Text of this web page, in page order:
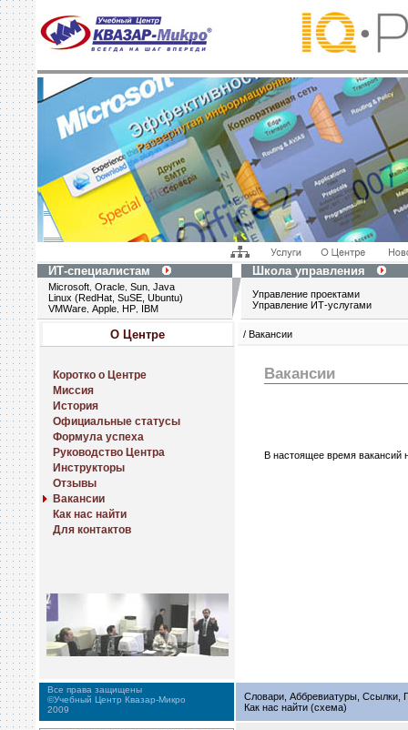
ИТ-специалистам Школа управления
Microsoft Oracle Sun Java
Linux (RedHat, SuSE, Ubuntu)
VMWare Apple HP IBM
Управление проектами
Управление ИТ-услугами
О Центре
Коротко о Центре
Миссия
История
Официальные статусы
Формула успеха
Руководство Центра
Инструкторы
Отзывы
Вакансии
Как нас найти
Для контактов
/ Вакансии
Вакансии
В настоящее время вакансий
Все права защищены
©Учебный Центр Квазар-Микро
2009
Словари, Аббревиатуры, Ссылки,
Как нас найти (схема)